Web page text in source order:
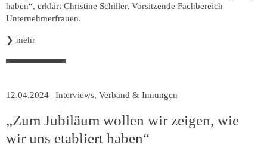
haben“, erklärt Christine Schiller, Vorsitzende Fachbereich
Unternehmerfrauen.
❯ mehr
12.04.2024 | Interviews, Verband & Innungen
„Zum Jubiläum wollen wir zeigen, wie
wir uns etabliert haben“